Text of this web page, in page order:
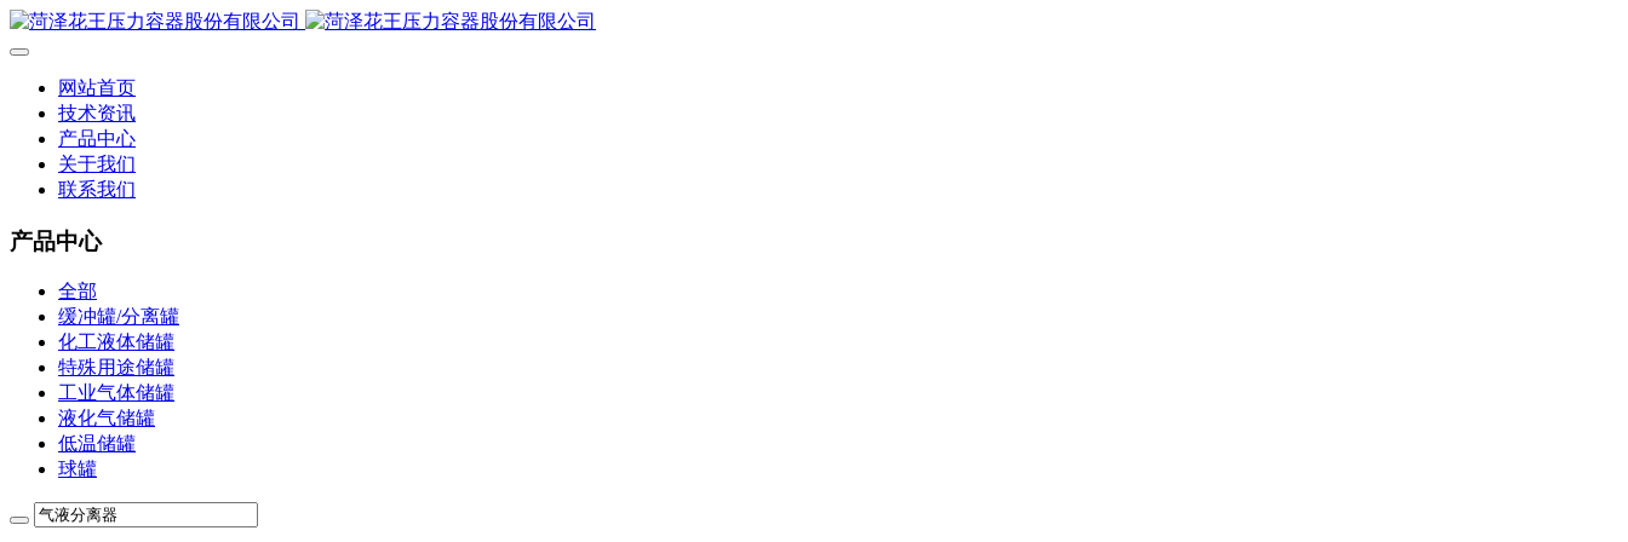
网站首页
技术资讯
产品中心
关于我们
联系我们
产品中心
全部
缓冲罐/分离罐
化工液体储罐
特殊用途储罐
工业气体储罐
液化气储罐
低温储罐
球罐